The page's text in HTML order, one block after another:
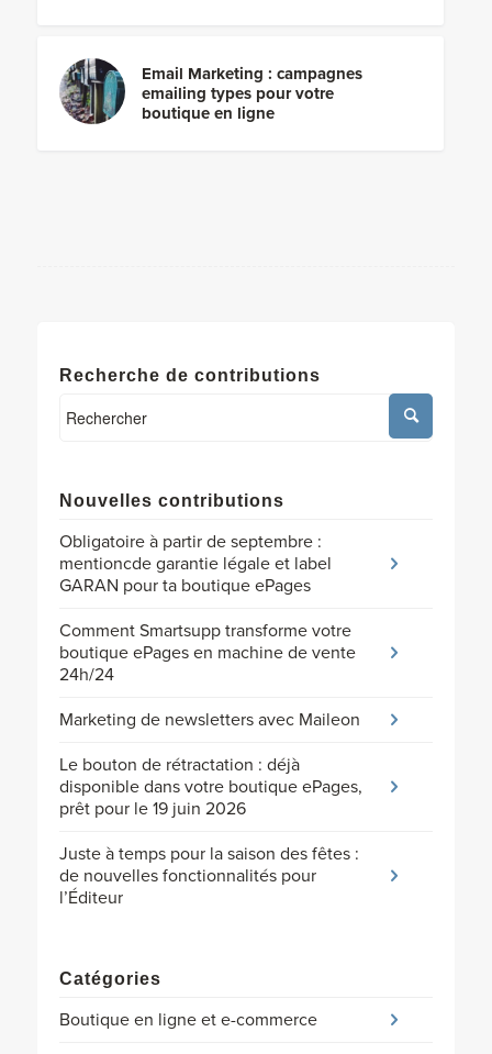
Email Marketing : campagnes
emailing types pour votre
boutique en ligne
Recherche de contributions
Nouvelles contributions
Obligatoire à partir de septembre :
mentioncde garantie légale et label
GARAN pour ta boutique ePages
Comment Smartsupp transforme votre
boutique ePages en machine de vente
24h/24
Marketing de newsletters avec Maileon
Le bouton de rétractation : déjà
disponible dans votre boutique ePages,
prêt pour le 19 juin 2026
Juste à temps pour la saison des fêtes :
de nouvelles fonctionnalités pour
l’Éditeur
Catégories
Boutique en ligne et e-commerce